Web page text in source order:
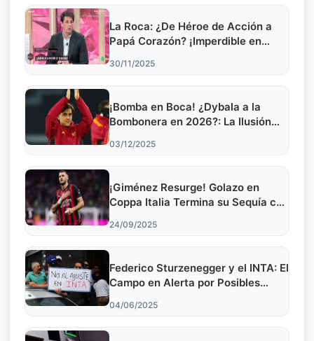
La Roca: ¿De Héroe de Acción a
Papá Corazón? ¡Imperdible en
30/11/2025
¡Bomba en Boca! ¿Dybala a la
Bombonera en 2026?: La Ilusión
03/12/2025
¡Giménez Resurge! Golazo en
Coppa Italia Termina su Sequía con
24/09/2025
Federico Sturzenegger y el INTA: El
Campo en Alerta por Posibles
04/06/2025